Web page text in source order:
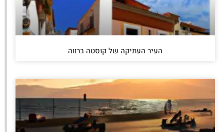
העיר העתיקה של קוסטה ברווה